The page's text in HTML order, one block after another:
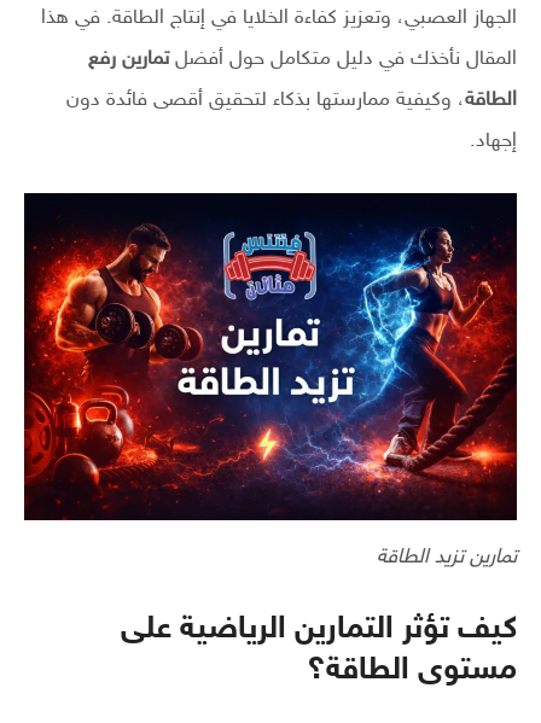
الجهاز العصبي، وتعزيز كفاءة الخلايا في إنتاج الطاقة. في هذا
المقال نأخذك في دليل متكامل حول أفضلتمارين رفع
الطاقة، وكيفية ممارستها بذكاء لتحقيق أقصى فائدة دون
إجهاد.
تمارين تزيد الطاقة
كيف تؤثر التمارين الرياضية على
مستوى الطاقة؟